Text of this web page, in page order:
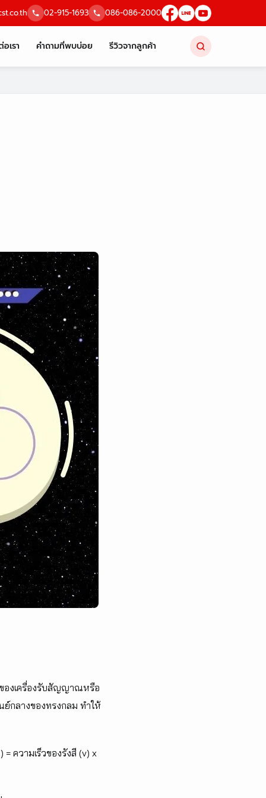
02-915-1693 086-086-2000
เรา คำถามที่พบบ่อย รีวิวจากลูกค้า
องเครื่องรับสัญญาณหรือ
ย์กลางของทรงกลม ทำให้
ความเร็วของรังสี (v) x